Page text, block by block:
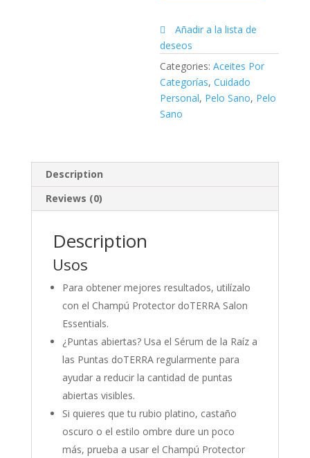
Añadir a la lista de
deseos
Categories:Aceites Por
Categorías,Cuidado
Personal, Pelo Sano, Pelo
Sano
Description
Reviews (0)
Description
Usos
Para obtener mejores resultados, utilízalo
con el Champú Protector doTERRA Salon
Essentials.
¿Puntas abiertas? Usa el Sérum de la Raíz a
las Puntas doTERRA regularmente para
ayudar a reducir la cantidad de puntas
abiertas visibles.
Si quieres que tu rubio platino, castaño
oscuro o el estilo ombre dure un poco
más, prueba a usar el Champú Protector